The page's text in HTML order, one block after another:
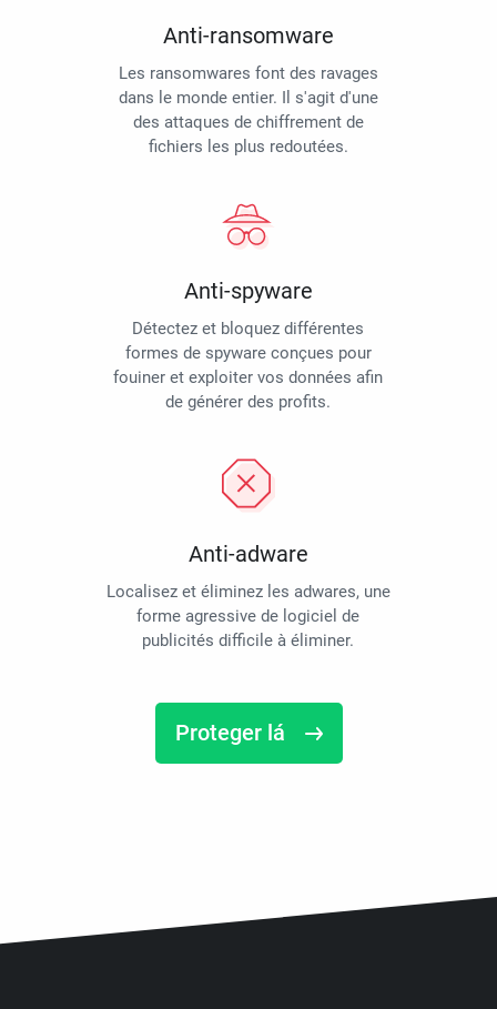
Anti-ransomware
Les ransomwares font des ravages
dans le monde entier. Il s'agit d'une
des attaques de chiffrement de
fichiers les plus redoutées.
Anti-spyware
Détectez et bloquez différentes
formes de spyware conçues pour
fouiner et exploiter vos données afin
de générer des profits.
Anti-adware
Localisez et éliminez les adwares, une
forme agressive de logiciel de
publicités difficile à éliminer.
Proteger lá